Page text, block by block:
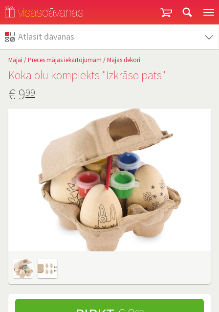
Atlasīt dāvanas
Mājai /Preces mājas iekārtojumam /Mājas dekori
Koka olu komplekts "Izkrāso pats"
€999